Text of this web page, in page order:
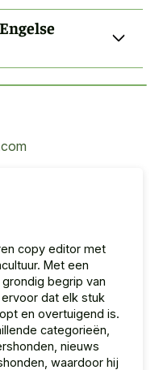
copy editor met
Met een
begrip van
dat elk stuk
en overtuigend is.
categorieën,
nieuws
waardoor hij